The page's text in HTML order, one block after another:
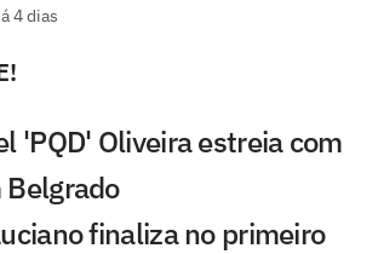
4 dias
'PQD' Oliveira estreia com
finaliza no primeiro